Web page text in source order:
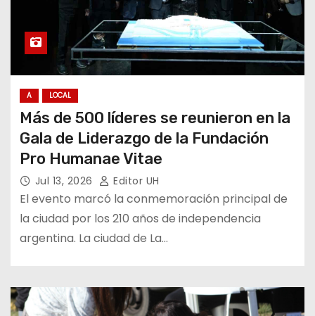
A LOCAL
Más de 500 líderes se reunieron en la
Gala de Liderazgo de la Fundación
Pro Humanae Vitae
Jul 13, 2026 Editor UH
El evento marcó la conmemoración principal de
la ciudad por los 210 años de independencia
argentina. La ciudad de La…